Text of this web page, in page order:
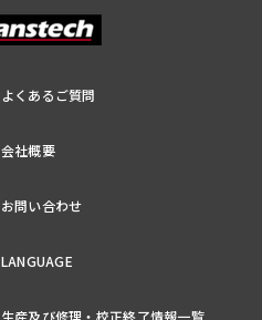
よくあるご質問
会社概要
お問い合わせ
LANGUAGE